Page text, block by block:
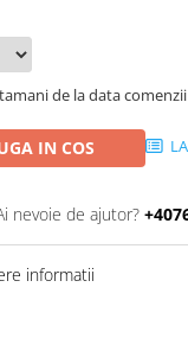
de la data comenzii
IN COS
nevoie de ajutor?
informatii